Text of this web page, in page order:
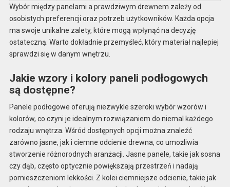
Wybór między panelami a prawdziwym drewnem zależy od
osobistych preferencji oraz potrzeb użytkowników. Każda opcja
ma swoje unikalne zalety, które mogą wpłynąć na decyzję
ostateczną. Warto dokładnie przemyśleć, który materiał najlepiej
sprawdzi się w danym wnętrzu.
Jakie wzory i kolory paneli podłogowych
są dostępne?
Panele podłogowe oferują niezwykle szeroki wybór wzorów i
kolorów, co czyni je idealnym rozwiązaniem do niemal każdego
rodzaju wnętrza. Wśród dostępnych opcji można znaleźć
zarówno jasne, jak i ciemne odcienie drewna, co umożliwia
stworzenie różnorodnych aranżacji. Jasne panele, takie jak sosna
czy dąb, często optycznie powiększają przestrzeń i nadają
pomieszczeniom lekkości. Z kolei ciemniejsze odcienie, takie jak